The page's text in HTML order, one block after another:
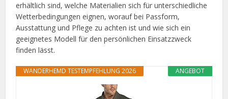
erhältlich sind, welche Materialien sich für unterschiedliche
Wetterbedingungen eignen, worauf bei Passform,
Ausstattung und Pflege zu achten ist und wie sich ein
geeignetes Modell für den persönlichen Einsatzzweck
finden lässt.
ANGEBOT
WANDERHEMD TESTEMPFEHLUNG 2026